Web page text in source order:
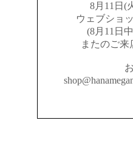
8月11日(
ウェブショ
(8月11日
またのご